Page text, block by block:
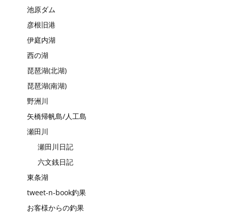
池原ダム
彦根旧港
伊庭内湖
西の湖
琵琶湖(北湖)
琵琶湖(南湖)
野洲川
矢橋帰帆島/人工島
瀬田川
瀬田川日記
六文銭日記
東条湖
tweet-n-book釣果
お客様からの釣果